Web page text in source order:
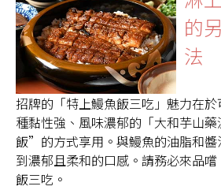
的
法
招牌的「特上鰻魚飯三吃」魅力在
種黏性強、風味濃郁的「大和芋山
飯”的方式享用。與鰻魚的油脂和醬
到濃郁且柔和的口感。請務必來品
飯三吃。